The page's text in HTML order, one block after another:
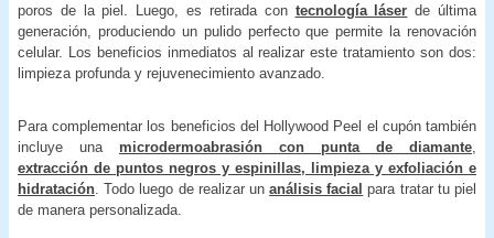
poros de la piel. Luego, es retirada con tecnología láser de última
generación, produciendo un pulido perfecto que permite la renovación
celular. Los beneficios inmediatos al realizar este tratamiento son dos:
limpieza profunda y rejuvenecimiento avanzado.
Para complementar los beneficios del Hollywood Peel el cupón también
incluye una microdermoabrasión con punta de diamante
extracción de puntos negros y espinillas, limpieza y exfoliación e
hidratación . Todo luego de realizar un análisis facial para tratar tu piel
de manera personalizada.